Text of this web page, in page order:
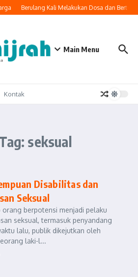
Berulang Kali Melakukan Dosa dan
Main Menu
Kontak
seksual
Disabilitas dan
Seksual
berpotensi menjadi pelaku
seksual, termasuk penyandang
lalu, publik dikejutkan oleh
laki-l...